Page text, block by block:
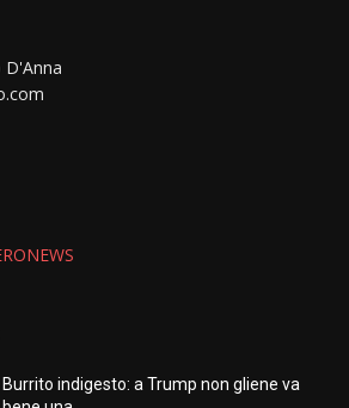
Burrito indigesto: a Trump non gliene va